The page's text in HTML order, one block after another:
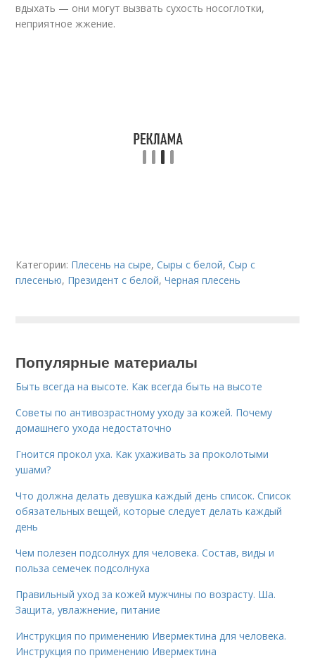
вдыхать — они могут вызвать сухость носоглотки,
неприятное жжение.
Категории: Плесень на сыре,Сыры с белой,Сыр с
плесенью, Президент с белой,Черная плесень
Популярные материалы
Быть всегда на высоте. Как всегда быть на высоте
Советы по антивозрастному уходу за кожей. Почему
домашнего ухода недостаточно
Гноится прокол уха. Как ухаживать за проколотыми
ушами?
Что должна делать девушка каждый день список. Список
обязательных вещей, которые следует делать каждый
день
Чем полезен подсолнух для человека. Состав, виды и
польза семечек подсолнуха
Правильный уход за кожей мужчины по возрасту. Ша.
Защита, увлажнение, питание
Инструкция по применению Ивермектина для человека.
Инструкция по применению Ивермектина